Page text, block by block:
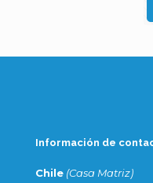
Información de
Chile (Casa Matriz)